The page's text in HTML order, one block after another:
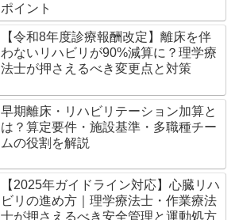
ポイント
【令和8年度診療報酬改定】離床を伴
わないリハビリが90%減算に？理学療
法士が押さえるべき変更点と対策
早期離床・リハビリテーション加算と
は？算定要件・施設基準・多職種チー
ムの役割を解説
【2025年ガイドライン対応】心臓リハ
ビリの進め方｜理学療法士・作業療法
士が押さえるべき安全管理と運動処方